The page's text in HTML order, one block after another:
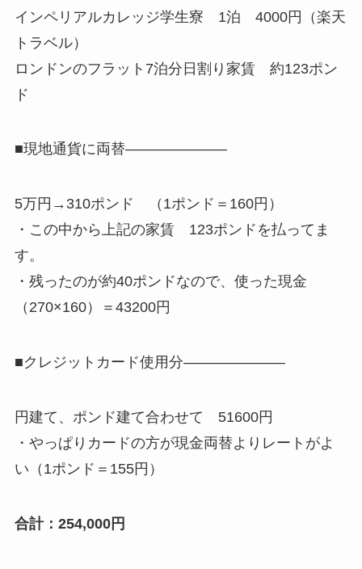
インペリアルカレッジ学生寮 1泊 4000円（楽天
トラベル）
ロンドンのフラット7泊分日割り家賃 約123ポン
ド
■現地通貨に両替———————
5万円→310ポンド （1ポンド＝160円）
・この中から上記の家賃 123ポンドを払ってま
す。
・残ったのが約40ポンドなので、使った現金
（270×160）＝43200円
■クレジットカード使用分———————
円建て、ポンド建て合わせて 51600円
・やっぱりカードの方が現金両替よりレートがよ
い（1ポンド＝155円）
合計：254,000円